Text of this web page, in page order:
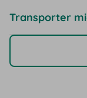
Transporter